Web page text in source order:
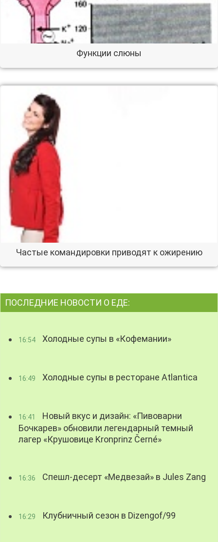
Функции слюны
Частые командировки приводят к ожирению
ПОСЛЕДНИЕ НОВОСТИ О ЕДЕ:
16:54 Холодные супы в «Кофемании»
16:49 Холодные супы в ресторане Atlantica
16:41
Новый вкус и дизайн: «Пивоварни
Бочкарев» обновили легендарный темный
лагер «Крушовице Kronprinz Černé»
16:36 Спешл-десерт «Медвезай» в Jules Zang
16:29 Клубничный сезон в Dizengof/99